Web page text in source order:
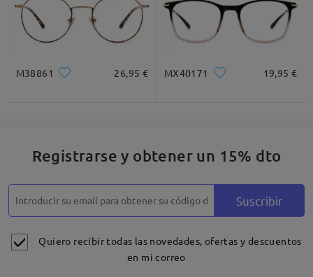
M38861 26,95 € MX40171 19,95 €
Registrarse y obtener un 15% dto
Suscribir
Quiero recibir todas las novedades, ofertas y descuentos
en mi correo